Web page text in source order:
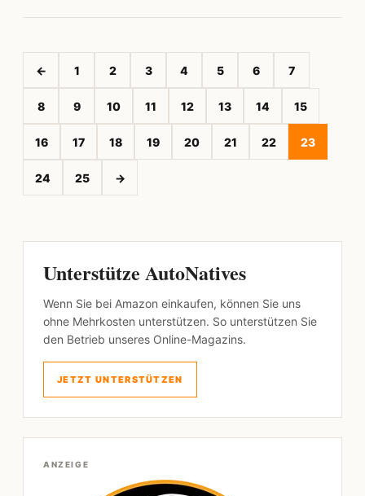
← 1 2 3 4 5 6 7
8 9 10 11 12 13 14 15
16 17 18 19 20 21 22 23
24 25 →
Unterstütze AutoNatives
Wenn Sie bei Amazon einkaufen, können Sie uns
ohne Mehrkosten unterstützen. So unterstützen Sie
den Betrieb unseres Online-Magazins.
JETZT UNTERSTÜTZEN
ANZEIGE